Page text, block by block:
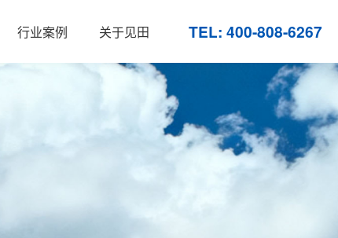
行业案例 关于见田 TEL: 400-808-6267